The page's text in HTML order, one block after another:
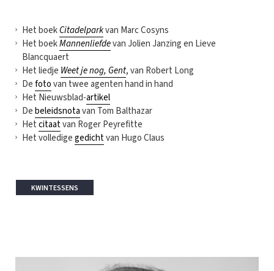
Het boekCitadelparkvan Marc Cosyns
Het boekMannenliefdevan Jolien Janzing en Lieve
Blancquaert
Het liedje Weet je nog, Gent, van Robert Long
Defotovan twee agenten hand in hand
Het Nieuwsblad-artikel
Debeleidsnotavan Tom Balthazar
Hetcitaatvan Roger Peyrefitte
Het volledigegedichtvan Hugo Claus
KWINTESSENS